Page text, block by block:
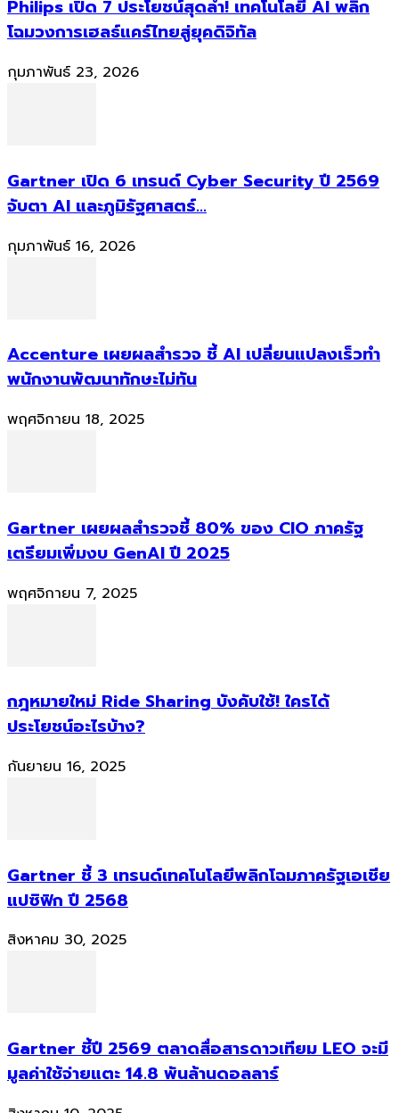
Philips เปิด 7 ประโยชน์สุดล้ำ! เทคโนโลยี AI พลิก
โฉมวงการเฮลธ์แคร์ไทยสู่ยุคดิจิทัล
กุมภาพันธ์ 23, 2026
Gartner เปิด 6 เทรนด์ Cyber Security ปี 2569
จับตา AI และภูมิรัฐศาสตร์...
กุมภาพันธ์ 16, 2026
Accenture เผยผลสำรวจ ชี้ AI เปลี่ยนแปลงเร็วทำ
พนักงานพัฒนาทักษะไม่ทัน
พฤศจิกายน 18, 2025
Gartner เผยผลสำรวจชี้ 80% ของ CIO ภาครัฐ
เตรียมเพิ่มงบ GenAI ปี 2025
พฤศจิกายน 7, 2025
กฎหมายใหม่ Ride Sharing บังคับใช้! ใครได้
ประโยชน์อะไรบ้าง?
กันยายน 16, 2025
Gartner ชี้ 3 เทรนด์เทคโนโลยีพลิกโฉมภาครัฐเอเชีย
แปซิฟิก ปี 2568
สิงหาคม 30, 2025
Gartner ชี้ปี 2569 ตลาดสื่อสารดาวเทียม LEO จะมี
มูลค่าใช้จ่ายแตะ 14.8 พันล้านดอลลาร์